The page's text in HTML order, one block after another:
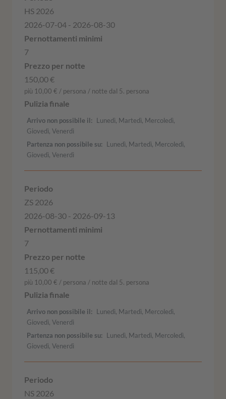
HS 2026
2026-07-04 - 2026-08-30
7
150,00 €
più 10,00 € / persona / notte dal 5. persona
Arrivo non possibile il
Lunedì, Martedì, Mercoledì,
Giovedì, Venerdì
Partenza non possibile su
Lunedì, Martedì, Mercoledì,
Giovedì, Venerdì
ZS 2026
2026-08-30 - 2026-09-13
7
115,00 €
più 10,00 € / persona / notte dal 5. persona
Arrivo non possibile il
Lunedì, Martedì, Mercoledì,
Giovedì, Venerdì
Partenza non possibile su
Lunedì, Martedì, Mercoledì,
Giovedì, Venerdì
NS 2026